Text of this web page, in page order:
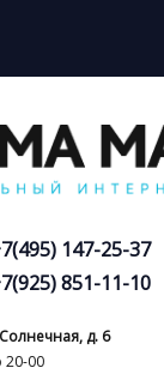
д. 6
20-00
147-25-37
851-11-10